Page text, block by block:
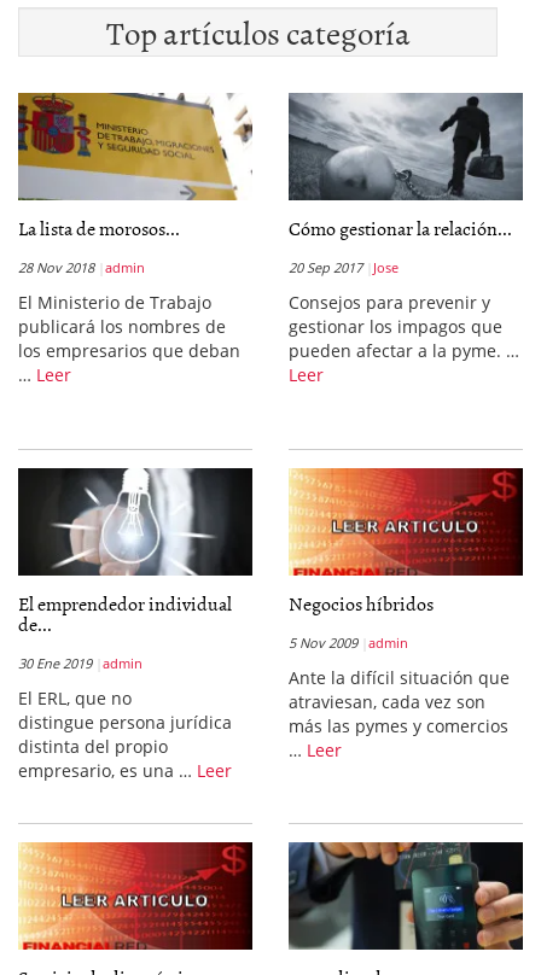
Top artículos categoría
La lista de morosos...
28 Nov 2018 admin
El Ministerio de Trabajo
publicará los nombres de
los empresarios que deban
… Leer
Cómo gestionar la relación...
20 Sep 2017 Jose
Consejos para prevenir y
gestionar los impagos que
pueden afectar a la pyme. …
Leer
El emprendedor individual
de...
30 Ene 2019 admin
El ERL, que no
distingue persona jurídica
distinta del propio
empresario, es una … Leer
Negocios híbridos
5 Nov 2009 admin
Ante la difícil situación que
atraviesan, cada vez son
más las pymes y comercios
… Leer